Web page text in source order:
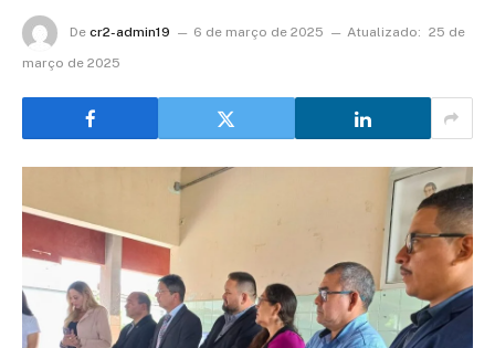
De cr2-admin19 6 de março de 2025 Atualizado: 25 de
março de 2025